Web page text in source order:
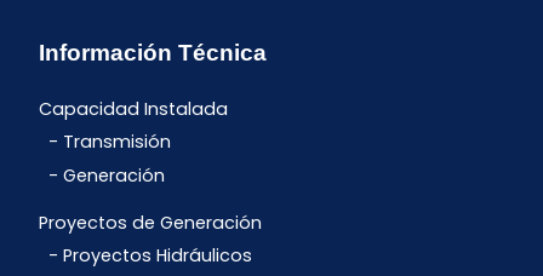
Información Técnica
Capacidad Instalada
Transmisión
Generación
Proyectos de Generación
Proyectos Hidráulicos